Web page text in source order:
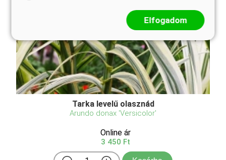
Tarka levelű olasznád
Arundo donax 'Versicolor'
Online ár
3 450 Ft
Elfogadom